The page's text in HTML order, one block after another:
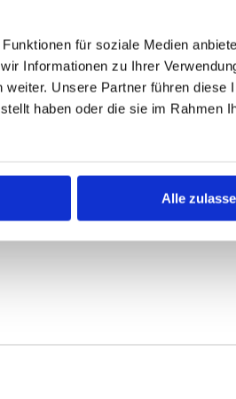
für soziale Medien
Informationen zu Ihrer
Unsere Partner führen diese
haben oder die sie im Rahmen
Alle
Versteifungsring und
gasförmigen Medien, gröberer